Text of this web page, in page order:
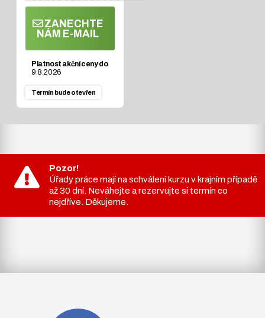
ZANECHTE
NÁM E-MAIL
Platnost akční ceny do
9.8.2026
Termín bude otevřen
Pozor!
Úřady práce mají na schválení kurzu v krajním případě
až 30 dní. Neváhejte a rezervujte si termín co
nejdříve. Děkujeme.